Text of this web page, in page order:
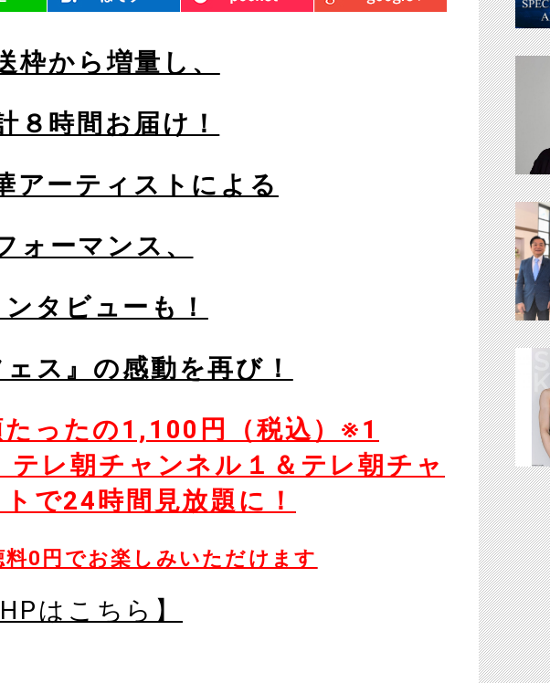
枠から増量し、
８時間お届け！
アーティストによる
ォーマンス、
タビューも！
ス』の感動を再び！
ったの1,100円（税込）※1
テレ朝チャンネル１＆テレ朝チャ
で24時間見放題に！
0円でお楽しみいただけます
はこちら】